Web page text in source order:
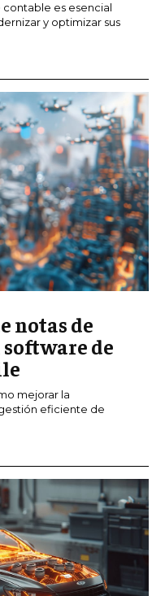
es esencial
y optimizar sus
notas de
de
mejorar la
eficiente de